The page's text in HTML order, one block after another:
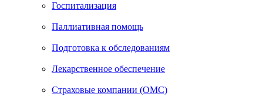
Госпитализация
Паллиативная помощь
Подготовка к обследованиям
Лекарственное обеспечение
Страховые компании (ОМС)